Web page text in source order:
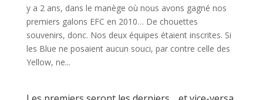
y a 2 ans, dans le manège où nous avons gagné nos
premiers galons EFC en 2010… De chouettes
souvenirs, donc. Nos deux équipes étaient inscrites. Si
les Blue ne posaient aucun souci, par contre celle des
Yellow, ne...